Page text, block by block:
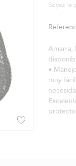
Soyez
Amarra,
•
muy